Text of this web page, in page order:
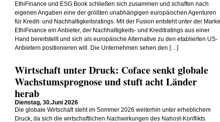
EthiFinance und ESG Book schließen sich zusammen und schaffen nach
eigenen Angaben eine der größten unabhängigen europäischen Agenturen
für Kredit- und Nachhaltigkeitsratings. Mit der Fusion entsteht unter der Marke
EthiFinance ein Anbieter, der Nachhaltigkeits- und Kreditratings aus einer
Hand bereitstellt und sich als europäische Alternative zu den etablierten US-
Anbietern positionieren will. Die Unternehmen sehen den […]
Wirtschaft unter Druck: Coface senkt globale
Wachstumsprognose und stuft acht Länder
herab
Dienstag, 30.Juni 2026
Die globale Wirtschaft steht im Sommer 2026 weiterhin unter erheblichem
Druck, da sich die wirtschaftlichen Nachwirkungen des Nahost-Konflikts